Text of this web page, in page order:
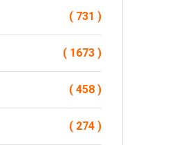
( 731 )
( 1673 )
( 458 )
( 274 )